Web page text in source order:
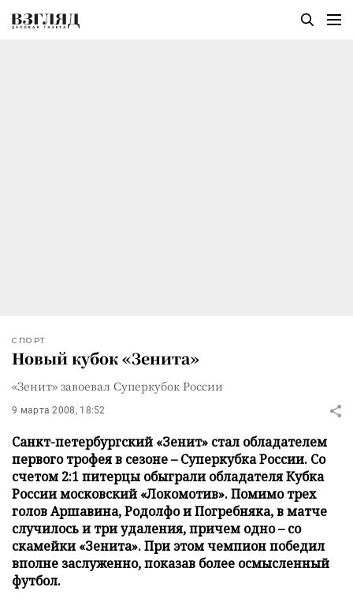
СПОРТ
Новый кубок «Зенита»
«Зенит» завоевал Суперкубок России
9 марта 2008, 18:52
Санкт-петербургский «Зенит» стал обладателем
первого трофея в сезоне – Суперкубка России. Со
счетом 2:1 питерцы обыграли обладателя Кубка
России московский «Локомотив». Помимо трех
голов Аршавина, Родолфо и Погребняка, в матче
случилось и три удаления, причем одно – со
скамейки «Зенита». При этом чемпион победил
вполне заслуженно, показав более осмысленный
футбол.